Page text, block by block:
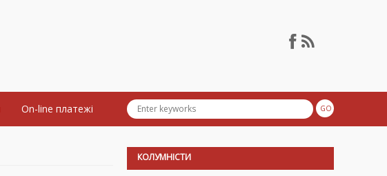
On-line платежі
КОЛУМНІСТИ